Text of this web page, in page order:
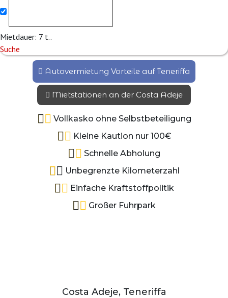
Mietdauer: 7 t..
Suche
Autovermietung Vorteile auf Teneriffa
Mietstationen an der Costa Adeje
Vollkasko ohne Selbstbeteiligung
Kleine Kaution nur 100€
Schnelle Abholung
Unbegrenzte Kilometerzahl
Einfache Kraftstoffpolitik
Großer Fuhrpark
Costa Adeje, Teneriffa